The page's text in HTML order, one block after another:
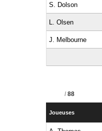
S. Dolson
L. Olsen
J. Melbourne
/ 88
Joueuses